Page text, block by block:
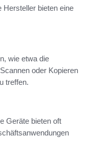
Hersteller bieten eine
wie etwa die
oder Kopieren
treffen.
Geräte bieten oft